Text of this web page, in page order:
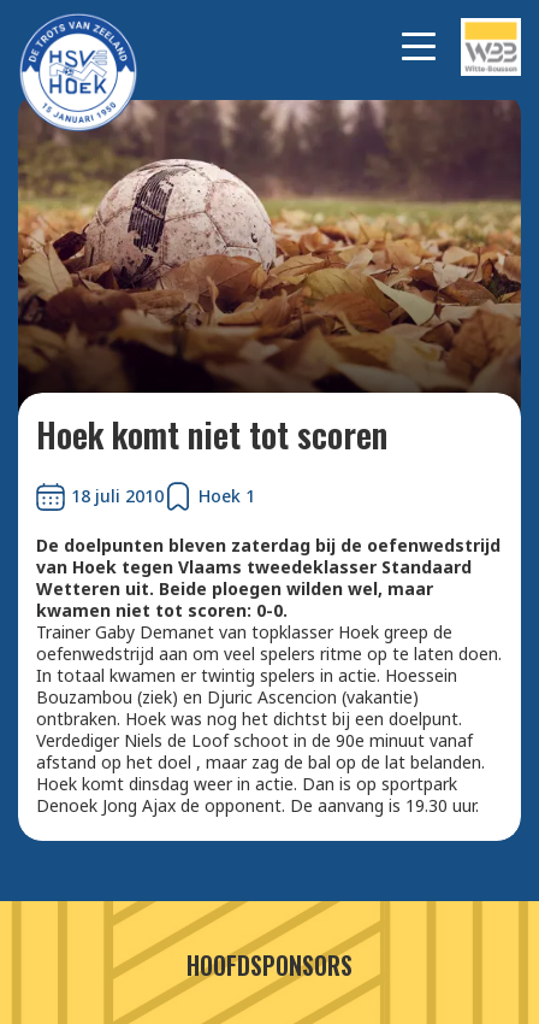
Bekijk alle foto's
Hoek komt niet tot scoren
18 juli 2010 Hoek 1
De doelpunten bleven zaterdag bij de oefenwedstrijd
van Hoek tegen Vlaams tweedeklasser Standaard
Wetteren uit. Beide ploegen wilden wel, maar
kwamen niet tot scoren: 0-0.
Trainer Gaby Demanet van topklasser Hoek greep de
oefenwedstrijd aan om veel spelers ritme op te laten doen.
In totaal kwamen er twintig spelers in actie. Hoessein
Bouzambou (ziek) en Djuric Ascencion (vakantie)
ontbraken. Hoek was nog het dichtst bij een doelpunt.
Verdediger Niels de Loof schoot in de 90e minuut vanaf
afstand op het doel , maar zag de bal op de lat belanden.
Hoek komt dinsdag weer in actie. Dan is op sportpark
Denoek Jong Ajax de opponent. De aanvang is 19.30 uur.
HOOFDSPONSORS